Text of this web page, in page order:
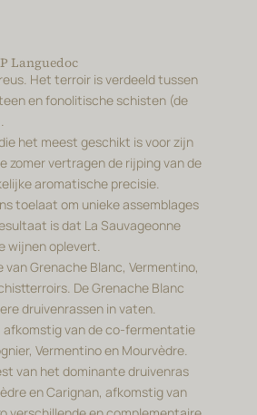
Languedoc
Het terroir is verdeeld tussen
en fonolitische schisten (de
het meest geschikt is voor zijn
zomer vertragen de rijping van de
aromatische precisie.
toelaat om unieke assemblages
is dat La Sauvageonne
wijnen oplevert.
Grenache Blanc, Vermentino,
De Grenache Blanc
druivenrassen in vaten.
afkomstig van de co-fermentatie
Vermentino en Mourvèdre.
van het dominante druivenras
en Carignan, afkomstig van